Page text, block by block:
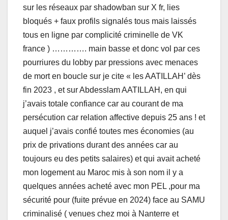
sur les réseaux par shadowban sur X fr, lies
bloqués + faux profils signalés tous mais laissés
tous en ligne par complicité criminelle de VK
france ) …………. main basse et donc vol par ces
pourriures du lobby par pressions avec menaces
de mort en boucle sur je cite « les AATILLAH’ dès
fin 2023 , et sur Abdesslam AATILLAH, en qui
j’avais totale confiance car au courant de ma
persécution car relation affective depuis 25 ans ! et
auquel j’avais confié toutes mes économies (au
prix de privations durant des années car au
toujours eu des petits salaires) et qui avait acheté
mon logement au Maroc mis à son nom il y a
quelques années acheté avec mon PEL ,pour ma
sécurité pour (fuite prévue en 2024) face au SAMU
criminalisé ( venues chez moi à Nanterre et